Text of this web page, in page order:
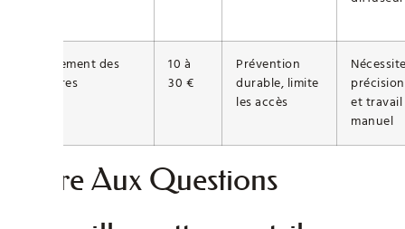
Scellement des
fissures
10 à
30 €
Prévention
durable, limite
les accès
précision
et travail
manuel
Foire Aux Questions